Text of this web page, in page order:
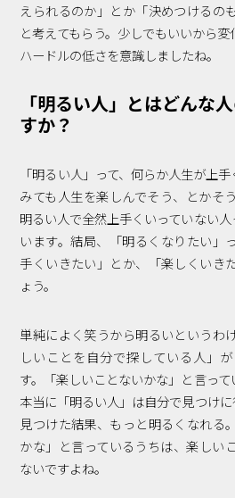
えられるのか」とか「決めつけるの
と考えてもらう。少しでもいいから
ハードルの低さを意識しましたね。
「明るい人」とはどんな
すか？
「明るい人」って、何らか人生が上
みても人生を楽しんでそう、とかそ
明るい人で全然上手くいっていない
います。結局、「明るくなりたい」
手くいきたい」とか、「楽しくいき
ょう。
単純によく笑うから明るいというわ
しいことを自分で探している人」
す。「楽しいことないかな」と言って
本当に「明るい人」は自分で見つけに
見つけた結果、もっと明るくなれる
かな」と言っているうちは、楽しい
ないですよね。